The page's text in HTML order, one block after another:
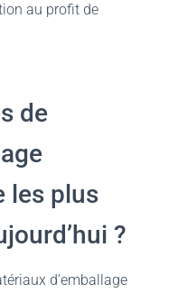
au profit de
de
les plus
?
d’emballage